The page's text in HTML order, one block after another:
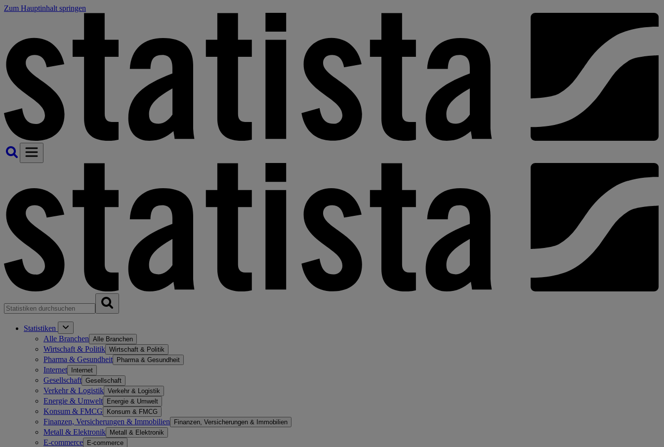
Zum Hauptinhalt springen
Statistiken
Alle Branchen Alle Branchen
Wirtschaft & Politik Wirtschaft & Politik
Pharma & Gesundheit Pharma & Gesundheit
Internet Internet
Gesellschaft Gesellschaft
Verkehr & Logistik Verkehr & Logistik
Energie & Umwelt Energie & Umwelt
Konsum & FMCG Konsum & FMCG
Finanzen, Versicherungen & Immobilien Finanzen, Versicherungen & Immobilien
Metall & Elektronik Metall & Elektronik
E-commerce E-commerce